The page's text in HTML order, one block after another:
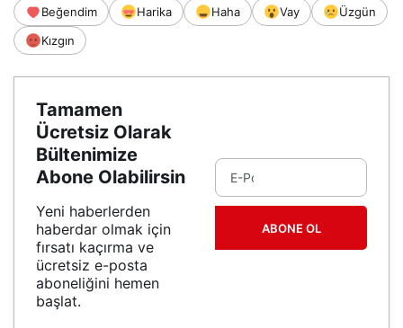
Beğendim Harika Haha Vay
Üzgün
Kızgın
Tamamen
Ücretsiz Olarak
Bültenimize
Abone Olabilirsin
Yeni haberlerden
haberdar olmak için
fırsatı kaçırma ve
ücretsiz e-posta
aboneliğini hemen
başlat.
ABONE OL